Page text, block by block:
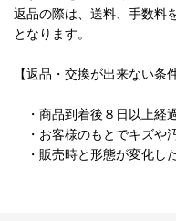
返品の際は、送料、手数料
となります。
【返品・交換が出来ない条件
・商品到着後８日以上経
・お客様のもとでキズや
・販売時と形態が変化した